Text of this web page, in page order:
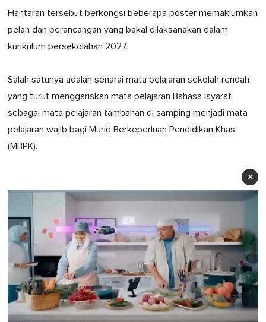
Hantaran tersebut berkongsi beberapa poster memaklumkan
pelan dan perancangan yang bakal dilaksanakan dalam
kurikulum persekolahan 2027.
Salah satunya adalah senarai mata pelajaran sekolah rendah
yang turut menggariskan mata pelajaran Bahasa Isyarat
sebagai mata pelajaran tambahan di samping menjadi mata
pelajaran wajib bagi Murid Berkeperluan Pendidikan Khas
(MBPK).
×